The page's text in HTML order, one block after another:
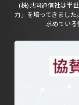
(株)共同通信社は半
力」を培ってきまし
求めている